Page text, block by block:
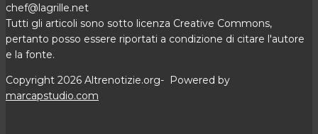
chef@lagrille.net
Tutti gli articoli sono sotto licenza Creative Commons,
pertanto posso essere riportati a condizione di citare l'autore
e la fonte.
Copyright 2026 Altrenotizie.org- Powered by
marcapstudio.com